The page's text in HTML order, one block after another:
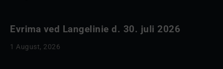
Evrima ved Langelinie d. 30. juli 2026
1 August, 2026